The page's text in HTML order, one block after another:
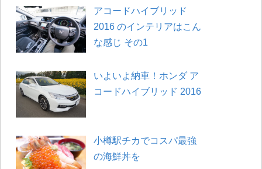
アコードハイブリッド
2016 のインテリアはこん
な感じ その1
いよいよ納車！ホンダ ア
コードハイブリッド 2016
小樽駅チカでコスパ最強
の海鮮丼を